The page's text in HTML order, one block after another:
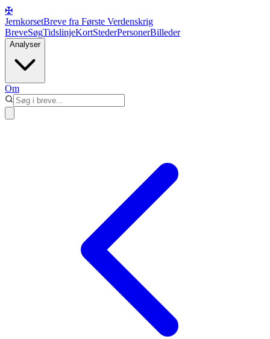
✠
JernkorsetBreve fra Første Verdenskrig
BreveSøgTidslinjeKortStederPersonerBilleder
Analyser
Om